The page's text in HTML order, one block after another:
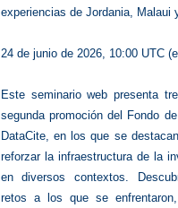
experiencias de Jordania, Malaui
24 de junio de 2026, 10:00 UTC
Este seminario web presenta
segunda promoción del Fondo
DataCite, en los que se
reforzar la infraestructura de la
en diversos contextos.
retos a los que se